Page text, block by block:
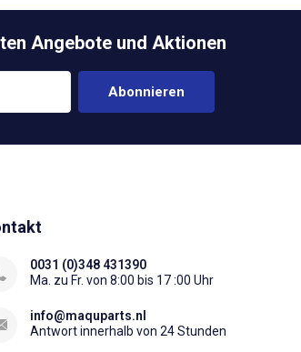
Angebote und Aktionen
Abonnieren
0031 (0)348 431390
Ma. zu Fr. von 8:00 bis 17 :00 Uhr
info@maquparts.nl
Antwort innerhalb von 24 Stunden